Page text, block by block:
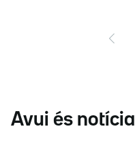
Avui és notícia